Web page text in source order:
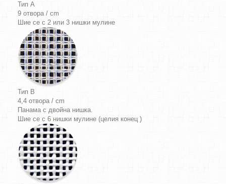
Тип A
9 отвора / cm
Шие се с 2 или 3 нишки мулине
Тип B
4,4 отвора / cm
Панама с двойна нишка.
Шие се с 6 нишки мулине (целия конец )